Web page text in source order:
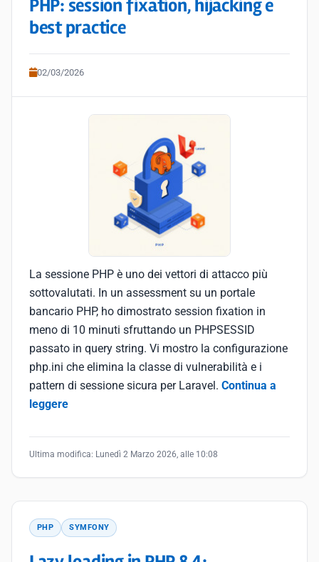
PHP: session fixation, hijacking e
best practice
02/03/2026
La sessione PHP è uno dei vettori di attacco più
sottovalutati. In un assessment su un portale
bancario PHP, ho dimostrato session fixation in
meno di 10 minuti sfruttando un PHPSESSID
passato in query string. Vi mostro la configurazione
php.ini che elimina la classe di vulnerabilità e i
pattern di sessione sicura per Laravel. Continua a
leggere
Ultima modifica: Lunedì 2 Marzo 2026, alle 10:08
PHP SYMFONY